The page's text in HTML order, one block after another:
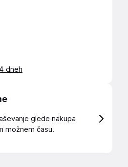
dneh
glede nakupa
možnem času.